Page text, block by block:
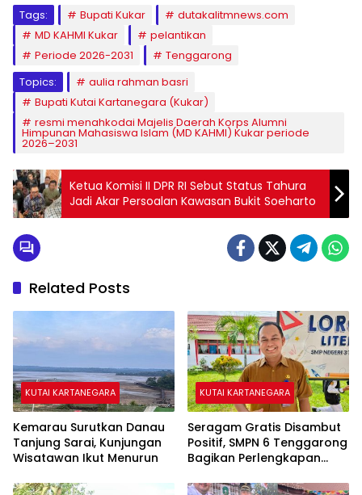
Tags: Bupati Kukar
dutakalitmnews.com
MD KAHMI Kukar
pelantikan
Periode 2026-2031
Tenggarong
Topics:
aulia rahman basri
Bupati Kutai Kartanegara (Kukar)
resmi menahkodai Majelis Daerah Korps Alumni
Himpunan Mahasiswa Islam (MD KAHMI) Kukar periode
2026–2031
Ketua Komisi II DPR RI Sebut Status Tahura
Jadi Akar Persoalan Kawasan Bukit Soeharto
Related Posts
KUTAI KARTANEGARA
Kemarau Surutkan Danau
Tanjung Sarai, Kunjungan
Wisatawan Ikut Menurun
KUTAI KARTANEGARA
Seragam Gratis Disambut
Positif, SMPN 6 Tenggarong
Bagikan Perlengkapan